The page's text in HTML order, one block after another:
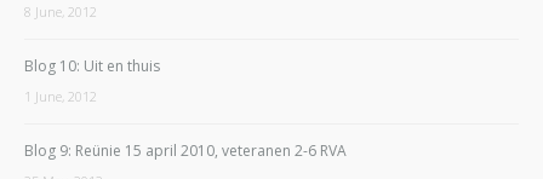
8 June, 2012
Blog 10: Uit en thuis
1 June, 2012
Blog 9: Reünie 15 april 2010, veteranen 2-6 RVA